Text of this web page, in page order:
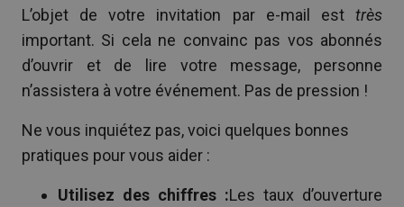
L’objet de votre invitation par e-mail est très
important. Si cela ne convainc pas vos abonnés
d’ouvrir et de lire votre message, personne
n’assistera à votre événement. Pas de pression !
Ne vous inquiétez pas, voici quelques bonnes
pratiques pour vous aider :
Utilisez des chiffres :Les taux d’ouverture